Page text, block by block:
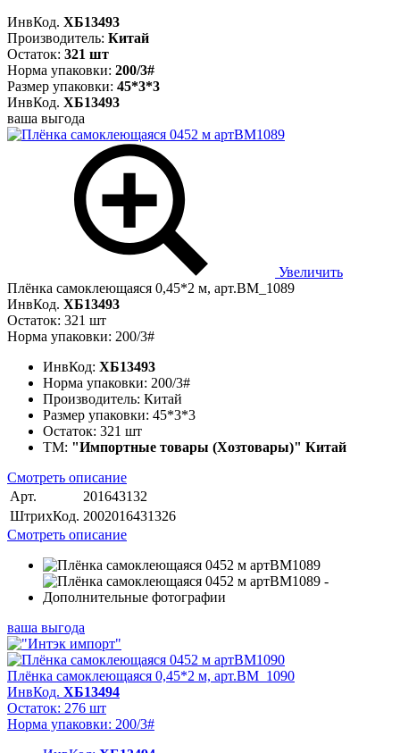
ИнвКод. ХБ13493
Производитель: Китай
Остаток: 321 шт
Норма упаковки: 200/3#
Размер упаковки: 45*3*3
ИнвКод. ХБ13493
ваша выгода
Увеличить
Плёнка самоклеющаяся 0,45*2 м, арт.BM_1089
ИнвКод. ХБ13493
Остаток: 321 шт
Норма упаковки: 200/3#
ИнвКод: ХБ13493
Норма упаковки: 200/3#
Производитель: Китай
Размер упаковки: 45*3*3
Остаток: 321 шт
ТМ: "Импортные товары (Хозтовары)" Китай
Смотреть описание
Арт.
201643132
ШтрихКод. 2002016431326
Смотреть описание
ваша выгода
Плёнка самоклеющаяся 0,45*2 м, арт.BM_1090
ИнвКод. ХБ13494
Остаток: 276 шт
Норма упаковки: 200/3#